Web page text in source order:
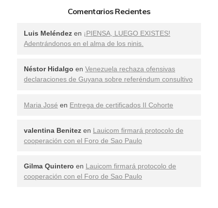
Comentarios Recientes
Luis Meléndez en ¡PIENSA, LUEGO EXISTES!
Adentrándonos en el alma de los ninis.
Néstor Hidalgo en Venezuela rechaza ofensivas
declaraciones de Guyana sobre referéndum consultivo
Maria José en Entrega de certificados II Cohorte
valentina Benitez en Lauicom firmará protocolo de
cooperación con el Foro de Sao Paulo
Gilma Quintero en Lauicom firmará protocolo de
cooperación con el Foro de Sao Paulo